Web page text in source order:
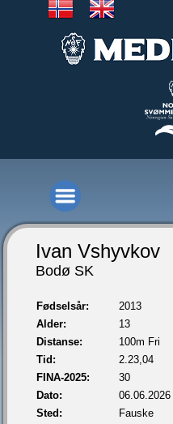
Ivan Vshyvkov
Bodø SK
Fødselsår:
2013
Alder:
13
Distanse:
100m Fri
Tid:
2.23,04
FINA-2025:
30
Dato:
06.06.2026
Sted:
Fauske